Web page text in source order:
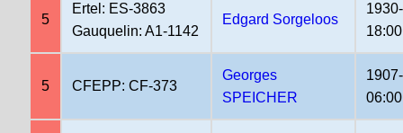
5
Ertel: ES-3863
Gauquelin: A1-1142
Edgard Sorgeloos
18:00
5 CFEPP: CF-373
Georges
SPEICHER
06:00